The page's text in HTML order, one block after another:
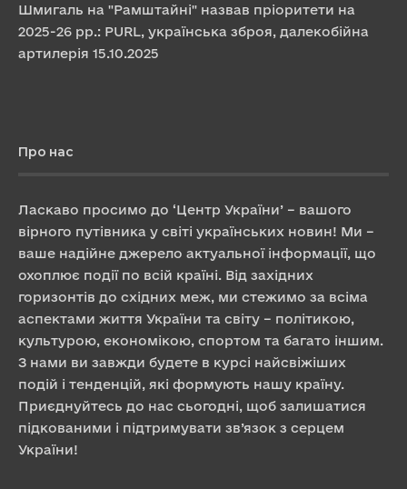
Шмигаль на "Рамштайні" назвав пріоритети на
2025-26 рр.: PURL, українська зброя, далекобійна
артилерія 15.10.2025
Про нас
Ласкаво просимо до ‘Центр України’ – вашого
вірного путівника у світі українських новин! Ми –
ваше надійне джерело актуальної інформації, що
охоплює події по всій країні. Від західних
горизонтів до східних меж, ми стежимо за всіма
аспектами життя України та світу – політикою,
культурою, економікою, спортом та багато іншим.
З нами ви завжди будете в курсі найсвіжіших
подій і тенденцій, які формують нашу країну.
Приєднуйтесь до нас сьогодні, щоб залишатися
підкованими і підтримувати зв’язок з серцем
України!